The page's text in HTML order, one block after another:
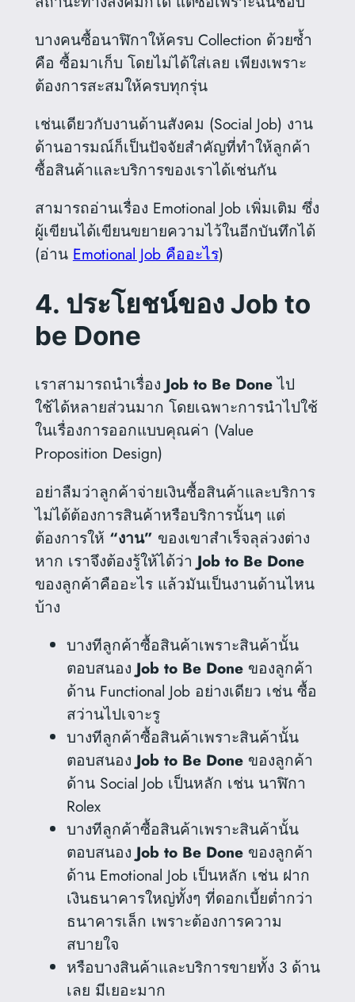
บางคนซื้อนาฬิกาให้ครบ Collection ด้วยซ้ำ
คือ ซื้อมาเก็บ โดยไม่ได้ใส่เลย เพียงเพราะ
ต้องการสะสมให้ครบทุกรุ่น
เช่นเดียวกับงานด้านสังคม (Social Job) งาน
ด้านอารมณ์ก็เป็นปัจจัยสำคัญที่ทำให้ลูกค้า
ซื้อสินค้าและบริการของเราได้เช่นกัน
สามารถอ่านเรื่อง Emotional Job เพิ่มเติม ซึ่ง
ผู้เขียนได้เขียนขยายความไว้ในอีกบันทึกได้
(อ่าน Emotional Job คืออะไร)
4. ประโยชน์ของ Job to
be Done
เราสามารถนำเรื่อง Job to Be Doneไป
ใช้ได้หลายส่วนมาก โดยเฉพาะการนำไปใช้
ในเรื่องการออกแบบคุณค่า (Value
Proposition Design)
อย่าลืมว่าลูกค้าจ่ายเงินซื้อสินค้าและบริการ
ไม่ได้ต้องการสินค้าหรือบริการนั้นๆ แต่
ต้องการให้ “งาน” ของเขาสำเร็จลุล่วงต่าง
หาก เราจึงต้องรู้ให้ได้ว่า Job to Be Done
ของลูกค้าคืออะไร แล้วมันเป็นงานด้านไหน
บ้าง
บางทีลูกค้าซื้อสินค้าเพราะสินค้านั้น
ตอบสนอง Job to Be Doneของลูกค้า
ด้าน Functional Job อย่างเดียว เช่น ซื้อ
สว่านไปเจาะรู
บางทีลูกค้าซื้อสินค้าเพราะสินค้านั้น
ตอบสนอง Job to Be Doneของลูกค้า
ด้าน Social Job เป็นหลัก เช่น นาฬิกา
Rolex
บางทีลูกค้าซื้อสินค้าเพราะสินค้านั้น
ตอบสนอง Job to Be Doneของลูกค้า
ด้าน Emotional Job เป็นหลัก เช่น ฝาก
เงินธนาคารใหญ่ทั้งๆ ที่ดอกเบี้ยต่ำกว่า
ธนาคารเล็ก เพราะต้องการความ
สบายใจ
หรือบางสินค้าและบริการขายทั้ง 3 ด้าน
เลย มีเยอะมาก